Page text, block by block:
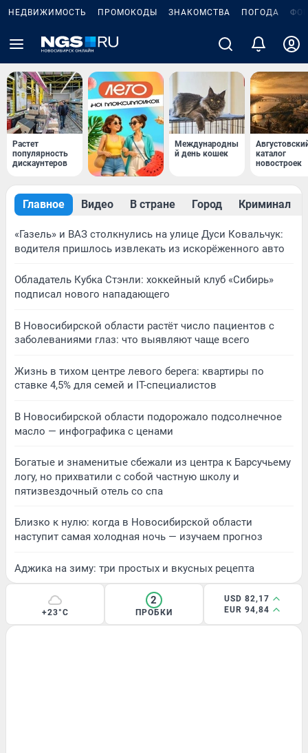
НЕДВИЖИМОСТЬ ПРОМОКОДЫ ЗНАКОМСТВА ПОГОДА
Растет
популярность
дискаунтеров
Международны
й день кошек
каталог
новостроек
Главное Видео В стране Город Криминал
«Газель» и ВАЗ столкнулись на улице Дуси Ковальчук:
водителя пришлось извлекать из искорёженного авто
Обладатель Кубка Стэнли: хоккейный клуб «Сибирь»
подписал нового нападающего
В Новосибирской области растёт число пациентов с
заболеваниями глаз: что выявляют чаще всего
Жизнь в тихом центре левого берега: квартиры по
ставке 4,5% для семей и IT-специалистов
В Новосибирской области подорожало подсолнечное
масло — инфографика с ценами
Богатые и знаменитые сбежали из центра к Барсучьему
логу, но прихватили с собой частную школу и
пятизвездочный отель со спа
Близко к нулю: когда в Новосибирской области
наступит самая холодная ночь — изучаем прогноз
Аджика на зиму: три простых и вкусных рецепта
+23°C
2
ПРОБКИ
USD 82,17
EUR 94,84